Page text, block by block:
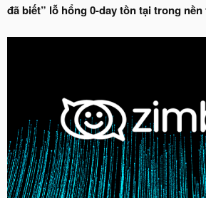
đã biết” lỗ hổng 0-day tồn tại trong